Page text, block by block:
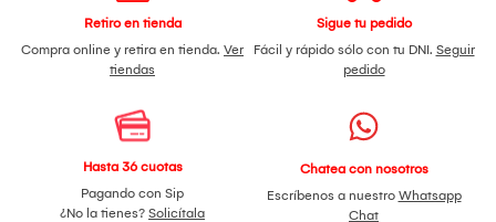
Retiro en tienda
Compra online y retira en tienda. Ver
tiendas
Sigue tu pedido
Fácil y rápido sólo con tu DNI. Seguir
pedido
Hasta 36 cuotas
Pagando con Sip
¿No la tienes? Solicítala
Chatea con nosotros
Escríbenos a nuestro Whatsapp
Chat